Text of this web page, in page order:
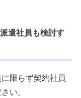
遣社員も検討す
限らず契約社員
い。